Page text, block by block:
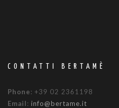
CONTATTI BERTAMÈ
Phone: +39 02 2361198
Email: info@bertame.it